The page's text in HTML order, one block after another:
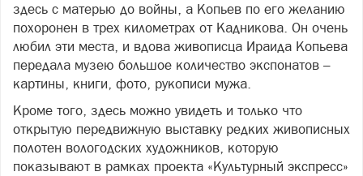
здесь с матерью до войны, а Копьев по его желанию
похоронен в трех километрах от Кадникова. Он очень
любил эти места, и вдова живописца Ираида Копьева
передала музею большое количество экспонатов –
картины, книги, фото, рукописи мужа.
Кроме того, здесь можно увидеть и только что
открытую передвижную выставку редких живописных
полотен вологодских художников, которую
показывают в рамках проекта «Культурный экспресс»